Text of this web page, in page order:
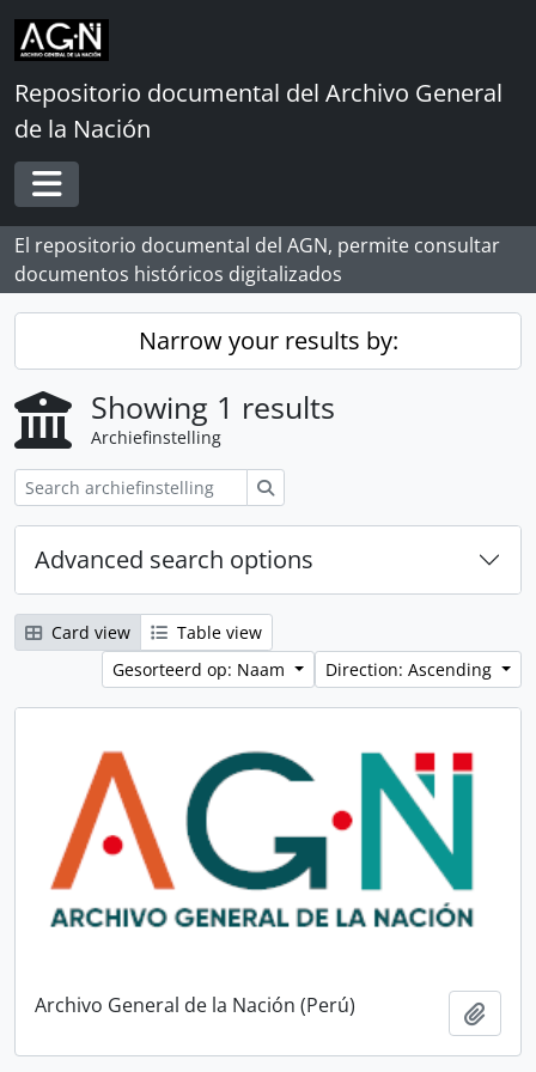
Skip to main content
Repositorio documental del Archivo General
de la Nación
Toggle navigation
El repositorio documental del AGN, permite consultar
documentos históricos digitalizados
Narrow your results by:
Showing 1 results
Archiefinstelling
Advanced search options
Card view
Table view
Gesorteerd op: Naam
Direction: Ascending
Archivo General de la Nación (Perú)